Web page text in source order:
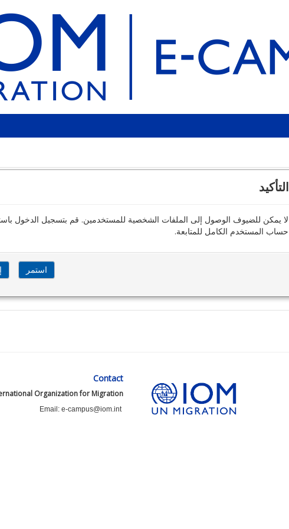
التأكيد
لا يمكن للضيوف الوصول إلى الملفات الشخصية للمستخدمين. قم بتسجيل الدخول
حساب المستخدم الكامل للمتابعة.
Contact
Organization for Migration
Email: e-campus@iom.int